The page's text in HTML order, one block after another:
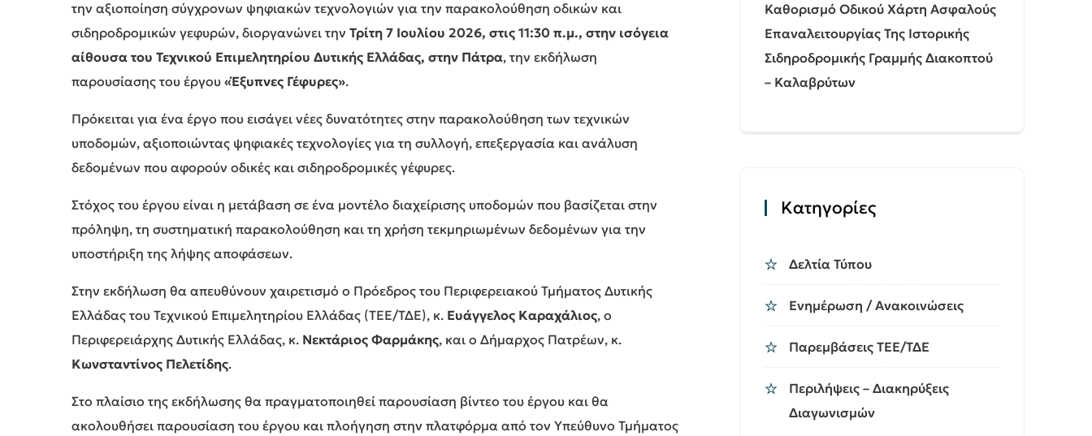
την αξιοποίηση σύγχρονων ψηφιακών τεχνολογιών για την παρακολούθηση οδικών και
σιδηροδρομικών γεφυρών, διοργανώνει την Τρίτη 7 Ιουλίου 2026, στις 11:30 π.μ., στην ισόγεια
αίθουσα του Τεχνικού Επιμελητηρίου Δυτικής Ελλάδας, στην Πάτρα, την εκδήλωση
παρουσίασης του έργου «Έξυπνες Γέφυρες».
Πρόκειται για ένα έργο που εισάγει νέες δυνατότητες στην παρακολούθηση των τεχνικών
υποδομών, αξιοποιώντας ψηφιακές τεχνολογίες για τη συλλογή, επεξεργασία και ανάλυση
δεδομένων που αφορούν οδικές και σιδηροδρομικές γέφυρες.
Στόχος του έργου είναι η μετάβαση σε ένα μοντέλο διαχείρισης υποδομών που βασίζεται στην
πρόληψη, τη συστηματική παρακολούθηση και τη χρήση τεκμηριωμένων δεδομένων για την
υποστήριξη της λήψης αποφάσεων.
Στην εκδήλωση θα απευθύνουν χαιρετισμό ο Πρόεδρος του Περιφερειακού Τμήματος Δυτικής
Ελλάδας του Τεχνικού Επιμελητηρίου Ελλάδας (ΤΕΕ/ΤΔΕ), κ. Ευάγγελος Καραχάλιος, ο
Περιφερειάρχης Δυτικής Ελλάδας, κ. Νεκτάριος Φαρμάκης, και ο Δήμαρχος Πατρέων, κ.
Κωνσταντίνος Πελετίδης.
Στο πλαίσιο της εκδήλωσης θα πραγματοποιηθεί παρουσίαση βίντεο του έργου και θα
ακολουθήσει παρουσίαση του έργου και πλοήγηση στην πλατφόρμα από τον Υπεύθυνο Τμήματος
Καθορισμό Οδικού Χάρτη Ασφαλούς
Επαναλειτουργίας Της Ιστορικής
Σιδηροδρομικής Γραμμής Διακοπτού
– Καλαβρύτων
Kατηγορίες
Δελτία Τύπου
Ενημέρωση / Ανακοινώσεις
Παρεμβάσεις ΤΕΕ/ΤΔΕ
Περιλήψεις – Διακηρύξεις
Διαγωνισμών